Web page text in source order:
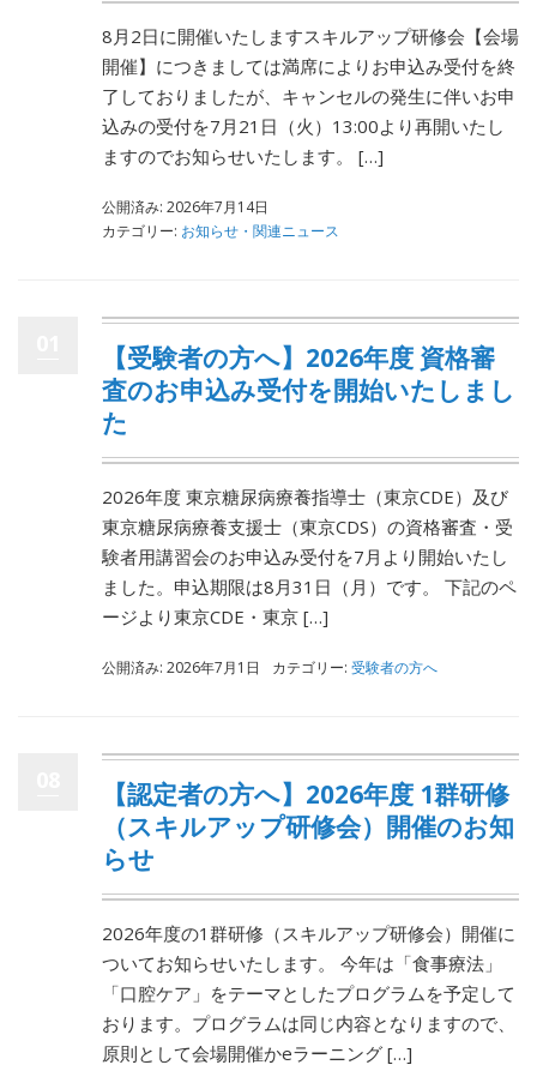
8月2日に開催いたしますスキルアップ研修会【会場
開催】につきましては満席によりお申込み受付を終
了しておりましたが、キャンセルの発生に伴いお申
込みの受付を7月21日（火）13:00より再開いたし
ますのでお知らせいたします。 […]
公開済み: 2026年7月14日
カテゴリー: お知らせ・関連ニュース
【受験者の方へ】2026年度 資格審
査のお申込み受付を開始いたしまし
た
2026年度 東京糖尿病療養指導士（東京CDE）及び
東京糖尿病療養支援士（東京CDS）の資格審査・受
験者用講習会のお申込み受付を7月より開始いたし
ました。申込期限は8月31日（月）です。 下記のペ
ージより東京CDE・東京 […]
公開済み: 2026年7月1日 カテゴリー: 受験者の方へ
【認定者の方へ】2026年度 1群研修
（スキルアップ研修会）開催のお知
らせ
2026年度の1群研修（スキルアップ研修会）開催に
ついてお知らせいたします。 今年は「食事療法」
「口腔ケア」をテーマとしたプログラムを予定して
おります。プログラムは同じ内容となりますので、
原則として会場開催かeラーニング […]